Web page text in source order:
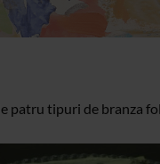
patru tipuri de branza